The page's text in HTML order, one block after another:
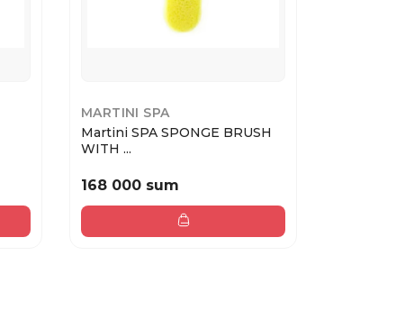
MARTINI SPA
Martini SPA SPONGE BRUSH
WITH ...
168 000 sum